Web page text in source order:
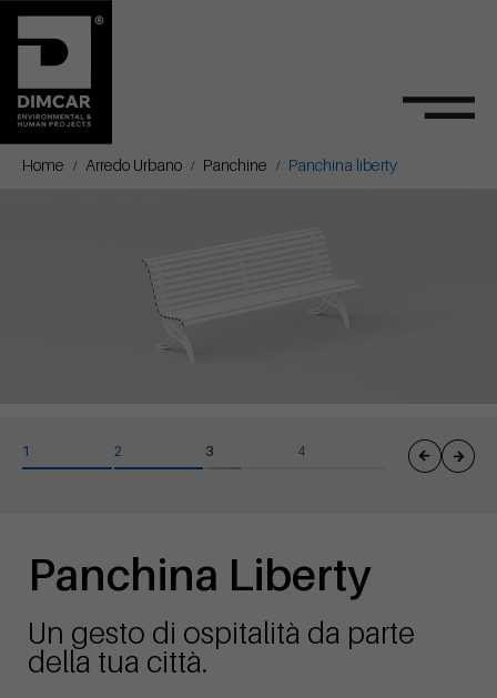
Home Arredo Urbano Panchine Panchina liberty
Panchina Liberty
Un gesto di ospitalità da parte
della tua città.